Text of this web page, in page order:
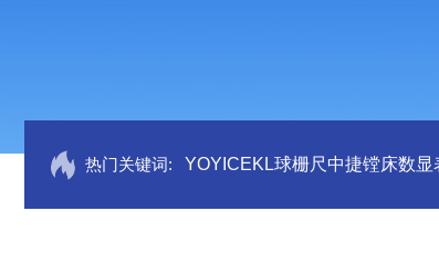
热门关键词: YOYICEKL球栅尺中捷镗床数显